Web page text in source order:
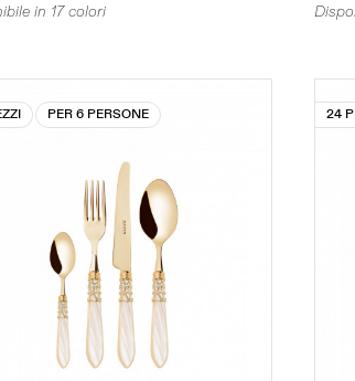
in 17 colori
PER 6 PERSONE 24